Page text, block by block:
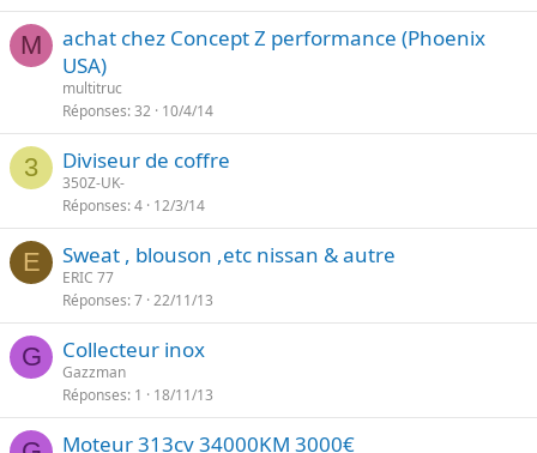
M
achat chez Concept Z performance (Phoenix
USA)
multitruc
Réponses 32 10/4/14
3 Diviseur de coffre
350Z-UK-
Réponses 4 12/3/14
E Sweat , blouson ,etc nissan & autre
ERIC 77
Réponses 7 22/11/13
G Collecteur inox
Gazzman
Réponses 1 18/11/13
Moteur 313cv 34000KM 3000€